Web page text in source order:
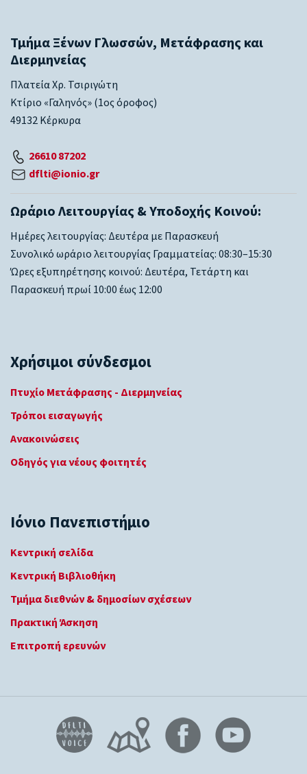
Τμήμα Ξένων Γλωσσών, Μετάφρασης και
Διερμηνείας
Πλατεία Χρ. Τσιριγώτη
Κτίριο «Γαληνός» (1ος όροφος)
49132 Κέρκυρα
26610 87202
dflti@ionio.gr
Ωράριο Λειτουργίας & Υποδοχής Κοινού:
Ημέρες λειτουργίας: Δευτέρα με Παρασκευή
Συνολικό ωράριο λειτουργίας Γραμματείας: 08:30–15:30
Ώρες εξυπηρέτησης κοινού: Δευτέρα, Τετάρτη και
Παρασκευή πρωί 10:00 έως 12:00
Χρήσιμοι σύνδεσμοι
Πτυχίο Μετάφρασης - Διερμηνείας
Τρόποι εισαγωγής
Ανακοινώσεις
Οδηγός για νέους φοιτητές
Ιόνιο Πανεπιστήμιο
Κεντρική σελίδα
Κεντρική Βιβλιοθήκη
Τμήμα διεθνών & δημοσίων σχέσεων
Πρακτική Άσκηση
Επιτροπή ερευνών